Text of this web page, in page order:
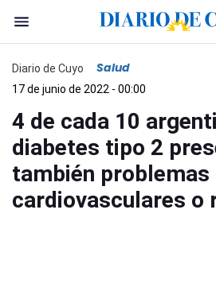
Diario de Cuyo Salud
17 de junio de 2022 - 00:00
4 de cada 10
diabetes tipo 2
también problemas
cardiovasculares o